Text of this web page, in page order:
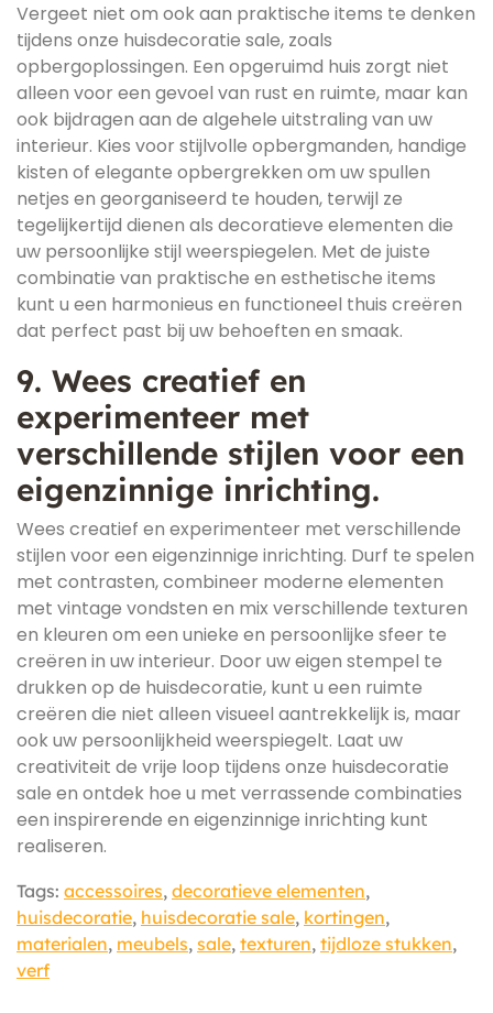
Vergeet niet om ook aan praktische items te denken
tijdens onze huisdecoratie sale, zoals
opbergoplossingen. Een opgeruimd huis zorgt niet
alleen voor een gevoel van rust en ruimte, maar kan
ook bijdragen aan de algehele uitstraling van uw
interieur. Kies voor stijlvolle opbergmanden, handige
kisten of elegante opbergrekken om uw spullen
netjes en georganiseerd te houden, terwijl ze
tegelijkertijd dienen als decoratieve elementen die
uw persoonlijke stijl weerspiegelen. Met de juiste
combinatie van praktische en esthetische items
kunt u een harmonieus en functioneel thuis creëren
dat perfect past bij uw behoeften en smaak.
9. Wees creatief en
experimenteer met
verschillende stijlen voor een
eigenzinnige inrichting.
Wees creatief en experimenteer met verschillende
stijlen voor een eigenzinnige inrichting. Durf te spelen
met contrasten, combineer moderne elementen
met vintage vondsten en mix verschillende texturen
en kleuren om een unieke en persoonlijke sfeer te
creëren in uw interieur. Door uw eigen stempel te
drukken op de huisdecoratie, kunt u een ruimte
creëren die niet alleen visueel aantrekkelijk is, maar
ook uw persoonlijkheid weerspiegelt. Laat uw
creativiteit de vrije loop tijdens onze huisdecoratie
sale en ontdek hoe u met verrassende combinaties
een inspirerende en eigenzinnige inrichting kunt
realiseren.
Tags: accessoires, decoratieve elementen,
huisdecoratie, huisdecoratie sale, kortingen,
materialen, meubels, sale, texturen, tijdloze stukken,
verf